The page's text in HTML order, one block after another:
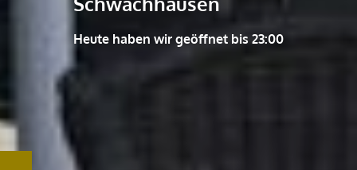
Heute haben wir geöffnet bis 23:00